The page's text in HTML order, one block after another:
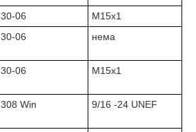
.30-06
M15x1
.30-06 нема
.30-06 M15x1
.308 Win 9/16 -24 UNEF